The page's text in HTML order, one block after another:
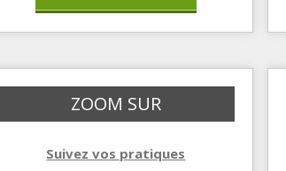
ZOOM SUR
Suivez vos pratiques